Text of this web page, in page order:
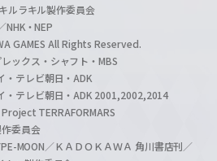
ルラキル製作委員会
・NEP
GAMES All Rights Reserved.
ックス・シャフト・MBS
テレビ朝日・ADK
テレビ朝日・ADK 2001,2002,2014
TERRAFORMARS
委員会
MOON／ＫＡＤＯＫＡＷＡ 角川書店刊／